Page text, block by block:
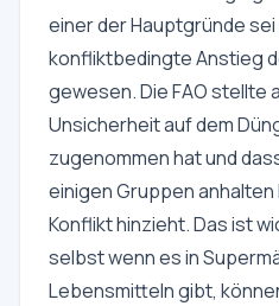
einer der Hauptgründe
konfliktbedingte Anstieg
gewesen. Die FAO stellte
Unsicherheit auf dem
zugenommen hat und
einigen Gruppen
Konflikt hinzieht. Das ist
selbst wenn es in
Lebensmitteln gibt,